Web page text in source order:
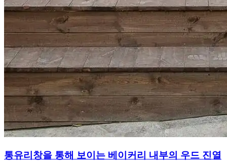
통유리창을 통해 보이는 베이커리 내부의 우드 진열